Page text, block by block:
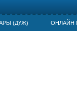
(ДҮЖ) ОНЛАЙН